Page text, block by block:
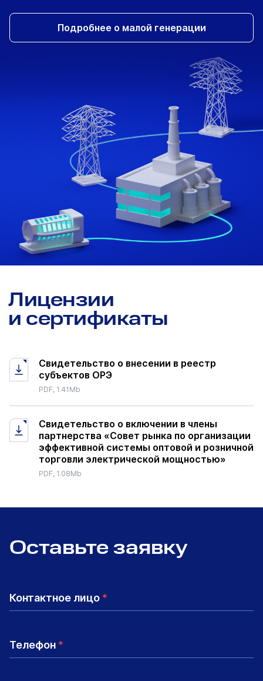
Подробнее о малой генерации
Лицензии
и сертификаты
Свидетельство о внесении в реестр
субъектов ОРЭ
PDF, 1.41Mb
Свидетельство о включении в члены
партнерства «Совет рынка по организации
эффективной системы оптовой и розничной
торговли электрической мощностью»
PDF, 1.08Mb
Оставьте заявку
Контактное лицо *
Телефон *